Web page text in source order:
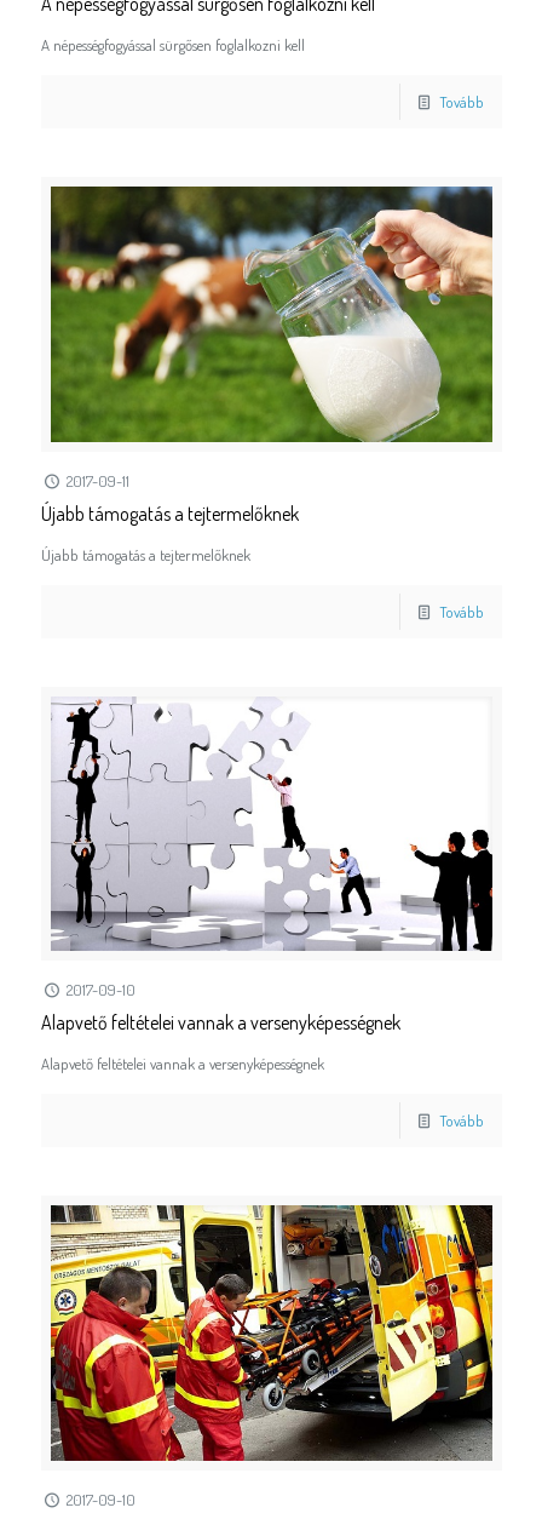
A népességfogyással sürgősen foglalkozni kell
Tovább
2017-09-11
Újabb támogatás a tejtermelőknek
Újabb támogatás a tejtermelőknek
Tovább
2017-09-10
Alapvető feltételei vannak a versenyképességnek
Alapvető feltételei vannak a versenyképességnek
Tovább
2017-09-10